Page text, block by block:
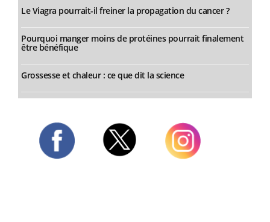
Le Viagra pourrait-il freiner la propagation du cancer ?
Pourquoi manger moins de protéines pourrait finalement
être bénéfique
Grossesse et chaleur : ce que dit la science